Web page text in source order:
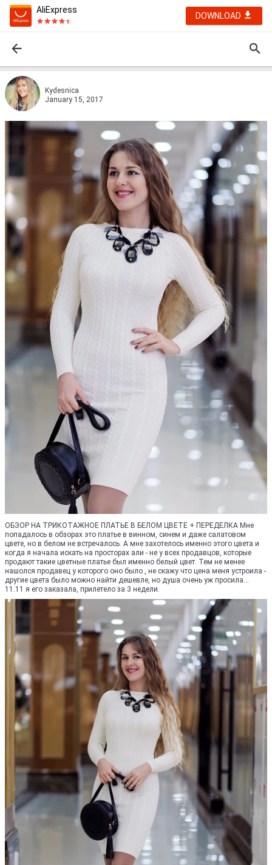
AliExpress
DOWNLOAD
Kydesnica
January 15, 2017
ОБЗОР НА ТРИКОТАЖНОЕ ПЛАТЬЕ В БЕЛОМ ЦВЕТЕ + ПЕРЕДЕЛКА Мне
попадалось в обзорах это платье в винном, синем и даже салатовом
цвете, но в белом не встречалось. А мне захотелось именно этого цвета и
когда я начала искать на просторах али - не у всех продавцов, которые
продают такие цветные платье был именно белый цвет. Тем не менее
нашолся продавец у которого оно было , не скажу что цена меня устроила -
другие цвета было можно найти дешевле, но душа очень уж просила...
11.11 я его заказала, прилетело за 3 недели.